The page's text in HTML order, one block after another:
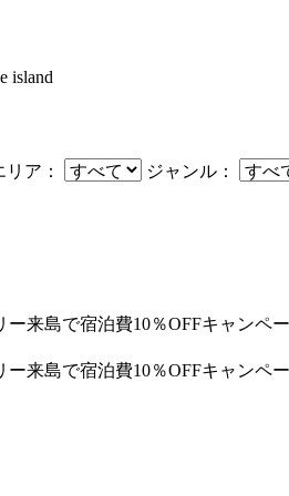
island
リア： ジャンル：
来島で宿泊費10％OFFキャンペ
来島で宿泊費10％OFFキャンペ